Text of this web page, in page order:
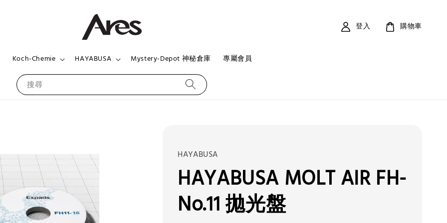
搜尋
Koch-Chemie HAYABUSA Mystery-Depot 神秘倉庫 專屬會員
登入 購物車
HAYABUSA
HAYABUSA MOLT AIR FH-
No.11 拋光盤